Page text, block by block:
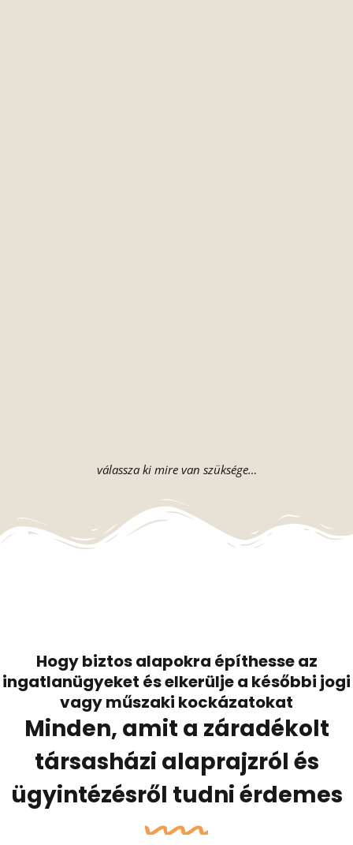
válassza ki mire van szüksége…
Hogy biztos alapokra építhesse az
ingatlanügyeket és elkerülje a későbbi jogi
vagy műszaki kockázatokat
Minden, amit a záradékolt
társasházi alaprajzról és
ügyintézésről tudni érdemes